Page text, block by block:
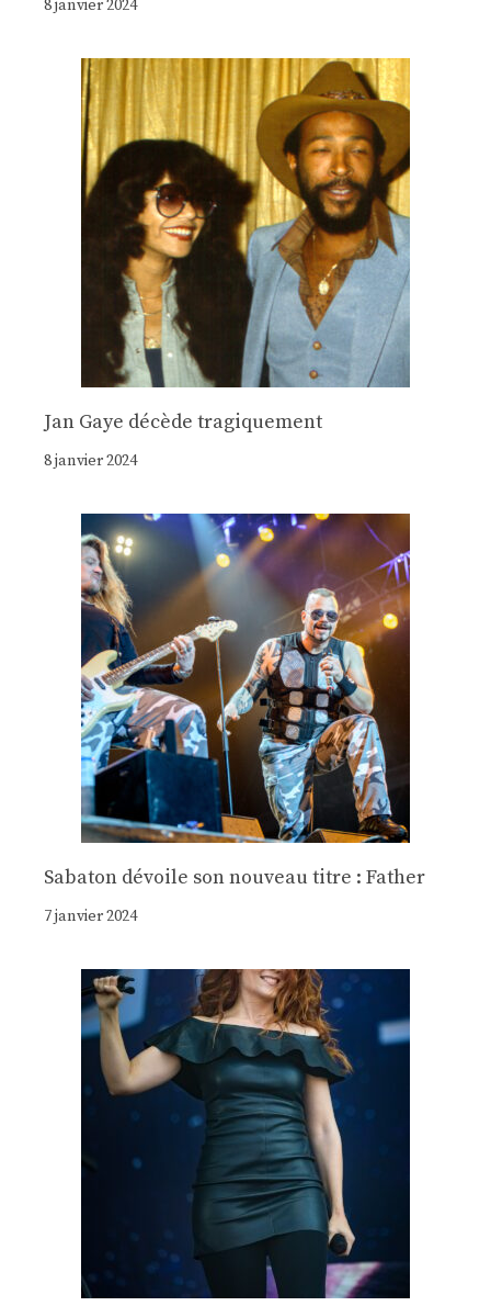
8 janvier 2024
Jan Gaye décède tragiquement
8 janvier 2024
Sabaton dévoile son nouveau titre : Father
7 janvier 2024